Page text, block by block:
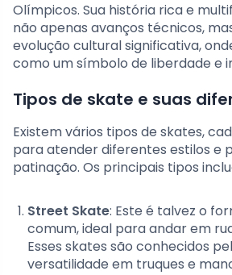
Olímpicos. Sua história rica e
não apenas avanços técnicos,
evolução cultural significativa,
como um símbolo de liberdade e
Tipos de skate e suas
Existem vários tipos de skates,
para atender diferentes estilos e
patinação. Os principais tipos
Street Skate: Este é talvez o
comum, ideal para andar em
Esses skates são conhecidos
versatilidade em truques e